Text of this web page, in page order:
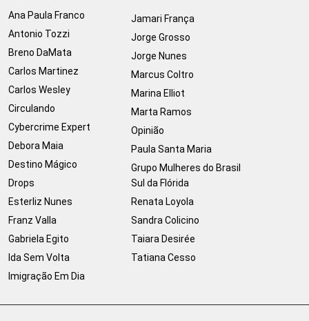
Ana Paula Franco
Antonio Tozzi
Breno DaMata
Carlos Martinez
Carlos Wesley
Circulando
Cybercrime Expert
Debora Maia
Destino Mágico
Drops
Esterliz Nunes
Franz Valla
Gabriela Egito
Ida Sem Volta
Imigração Em Dia
Jamari França
Jorge Grosso
Jorge Nunes
Marcus Coltro
Marina Elliot
Marta Ramos
Opinião
Paula Santa Maria
Grupo Mulheres do Brasil
Sul da Flórida
Renata Loyola
Sandra Colicino
Taiara Desirée
Tatiana Cesso